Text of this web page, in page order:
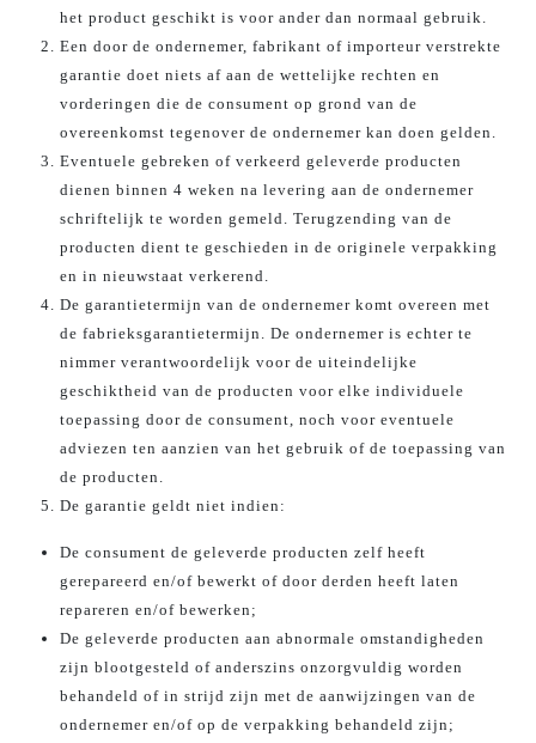
het product geschikt is voor ander dan normaal gebruik.
Een door de ondernemer, fabrikant of importeur verstrekte
garantie doet niets af aan de wettelijke rechten en
vorderingen die de consument op grond van de
overeenkomst tegenover de ondernemer kan doen gelden.
Eventuele gebreken of verkeerd geleverde producten
dienen binnen 4 weken na levering aan de ondernemer
schriftelijk te worden gemeld. Terugzending van de
producten dient te geschieden in de originele verpakking
en in nieuwstaat verkerend.
De garantietermijn van de ondernemer komt overeen met
de fabrieksgarantietermijn. De ondernemer is echter te
nimmer verantwoordelijk voor de uiteindelijke
geschiktheid van de producten voor elke individuele
toepassing door de consument, noch voor eventuele
adviezen ten aanzien van het gebruik of de toepassing van
de producten.
De garantie geldt niet indien:
De consument de geleverde producten zelf heeft
gerepareerd en/of bewerkt of door derden heeft laten
repareren en/of bewerken;
De geleverde producten aan abnormale omstandigheden
zijn blootgesteld of anderszins onzorgvuldig worden
behandeld of in strijd zijn met de aanwijzingen van de
ondernemer en/of op de verpakking behandeld zijn;